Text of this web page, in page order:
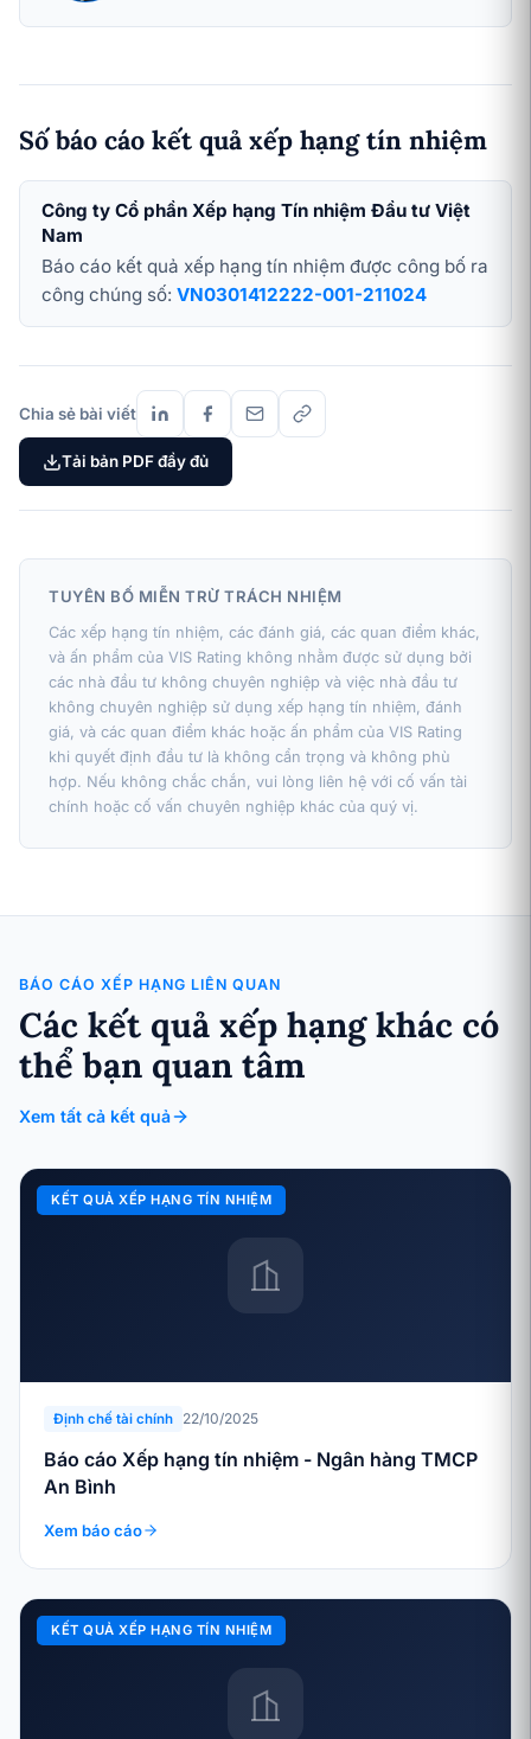
Số báo cáo kết quả xếp hạng tín nhiệm
Công ty Cổ phần Xếp hạng Tín nhiệm Đầu tư Việt
Nam
Báo cáo kết quả xếp hạng tín nhiệm được công bố ra
công chúng số: VN0301412222-001-211024
Chia sẻ bài viết
Tải bản PDF đầy đủ
TUYÊN BỐ MIỄN TRỪ TRÁCH NHIỆM
Các xếp hạng tín nhiệm, các đánh giá, các quan điểm khác,
và ấn phẩm của VIS Rating không nhằm được sử dụng bởi
các nhà đầu tư không chuyên nghiệp và việc nhà đầu tư
không chuyên nghiệp sử dụng xếp hạng tín nhiệm, đánh
giá, và các quan điểm khác hoặc ấn phẩm của VIS Rating
khi quyết định đầu tư là không cẩn trọng và không phù
hợp. Nếu không chắc chắn, vui lòng liên hệ với cố vấn tài
chính hoặc cố vấn chuyên nghiệp khác của quý vị.
BÁO CÁO XẾP HẠNG LIÊN QUAN
Các kết quả xếp hạng khác có
thể bạn quan tâm
Xem tất cả kết quả
KẾT QUẢ XẾP HẠNG TÍN NHIỆM
Định chế tài chính 22/10/2025
Báo cáo Xếp hạng tín nhiệm - Ngân hàng TMCP
An Bình
Xem báo cáo
KẾT QUẢ XẾP HẠNG TÍN NHIỆM